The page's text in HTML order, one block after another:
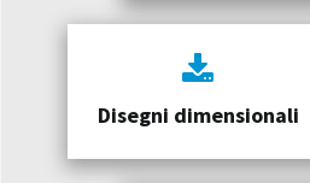
Disegni dimensionali